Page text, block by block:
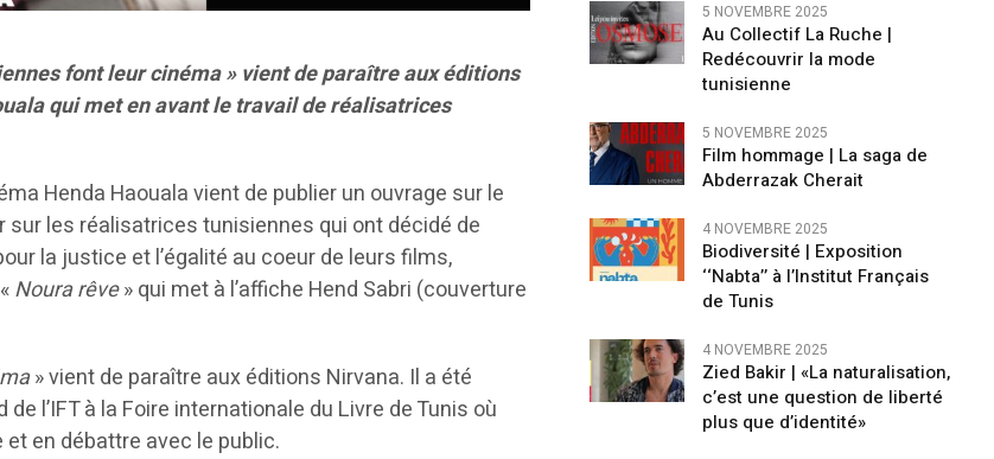
font leur cinéma » vient de paraître aux éditions
qui met en avant le travail de réalisatrices
Henda Haouala vient de publier un ouvrage sur le
les réalisatrices tunisiennes qui ont décidé de
la justice et l’égalité au coeur de leurs films,
Noura rêve» qui met à l’affiche Hend Sabri (couverture
» vient de paraître aux éditions Nirvana. Il a été
l’IFT à la Foire internationale du Livre de Tunis où
et en débattre avec le public.
5 NOVEMBRE 2025
Au Collectif La Ruche |
Redécouvrir la mode
tunisienne
5 NOVEMBRE 2025
Film hommage | La saga de
Abderrazak Cherait
4 NOVEMBRE 2025
Biodiversité | Exposition
‘‘Nabta’’ à l’Institut Français
de Tunis
4 NOVEMBRE 2025
Zied Bakir | «La naturalisation,
c’est une question de liberté
plus que d’identité»